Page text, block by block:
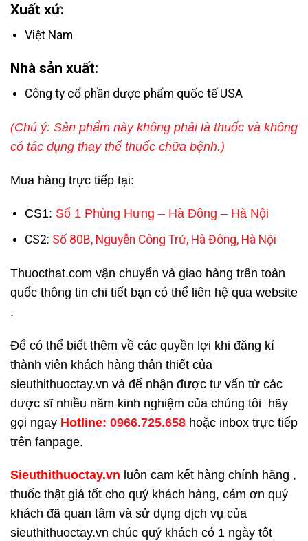
Xuất xứ:
Việt Nam
Nhà sản xuất:
Công ty cổ phần dược phẩm quốc tế USA
(Chú ý: Sản phẩm này không phải là thuốc và không
có tác dụng thay thế thuốc chữa bệnh.)
Mua hàng trực tiếp tại:
CS1: Số 1 Phùng Hưng – Hà Đông – Hà Nội
CS2: Số 80B, Nguyễn Công Trứ, Hà Đông, Hà Nội
Thuocthat.com vận chuyển và giao hàng trên toàn
quốc thông tin chi tiết bạn có thể liên hệ qua website
.
Để có thể biết thêm về các quyền lợi khi đăng kí
thành viên khách hàng thân thiết của
sieuthithuoctay.vn và để nhận được tư vấn từ các
dược sĩ nhiều năm kinh nghiệm của chúng tôi hãy
gọi ngay Hotline: 0966.725.658 hoặc inbox trực tiếp
trên fanpage.
Sieuthithuoctay.vn luôn cam kết hàng chính hãng ,
thuốc thật giá tốt cho quý khách hàng, cảm ơn quý
khách đã quan tâm và sử dụng dịch vụ của
sieuthithuoctay.vn chúc quý khách có 1 ngày tốt